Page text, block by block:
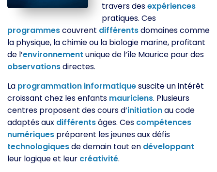
travers desexpériences
pratiques. Ces
programmescouvrent différentsdomaines comme
la physique, la chimie ou la biologie marine, profitant
de l’environnement unique de l’île Maurice pour des
observationsdirectes.
La programmation informatiquesuscite un intérêt
croissant chez les enfants mauriciens. Plusieurs
centres proposent des cours d’initiationau code
adaptés aux différentsâges. Ces compétences
numériques préparent les jeunes aux défis
technologiquesde demain tout en développant
leur logique et leur créativité.